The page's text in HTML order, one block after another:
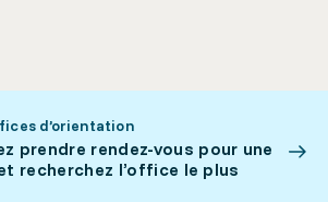
d’orientation
prendre rendez-vous pour une
recherchez l’office le plus